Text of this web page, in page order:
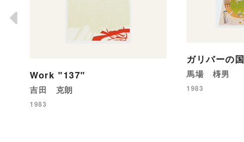
Work "137"
吉田 克朗
1983
ガリバーの国
馬場 梼男
1983